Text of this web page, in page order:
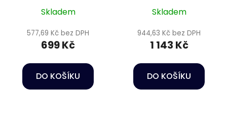
Skladem
577,69 Kč bez DPH
699 Kč
DO KOŠÍKU
2000
Skladem
944,63 Kč bez DPH
1 143 Kč
DO KOŠÍKU